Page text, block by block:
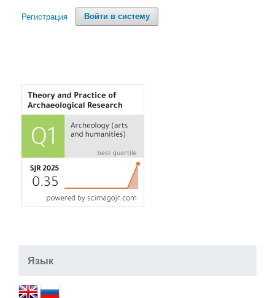
Войти в систему
Регистрация
Язык